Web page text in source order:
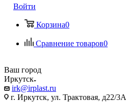
Войти
Корзина0
Сравнение товаров0
Ваш город
Иркутск
irk@irplast.ru
г. Иркутск, ул. Трактовая, д22/3А